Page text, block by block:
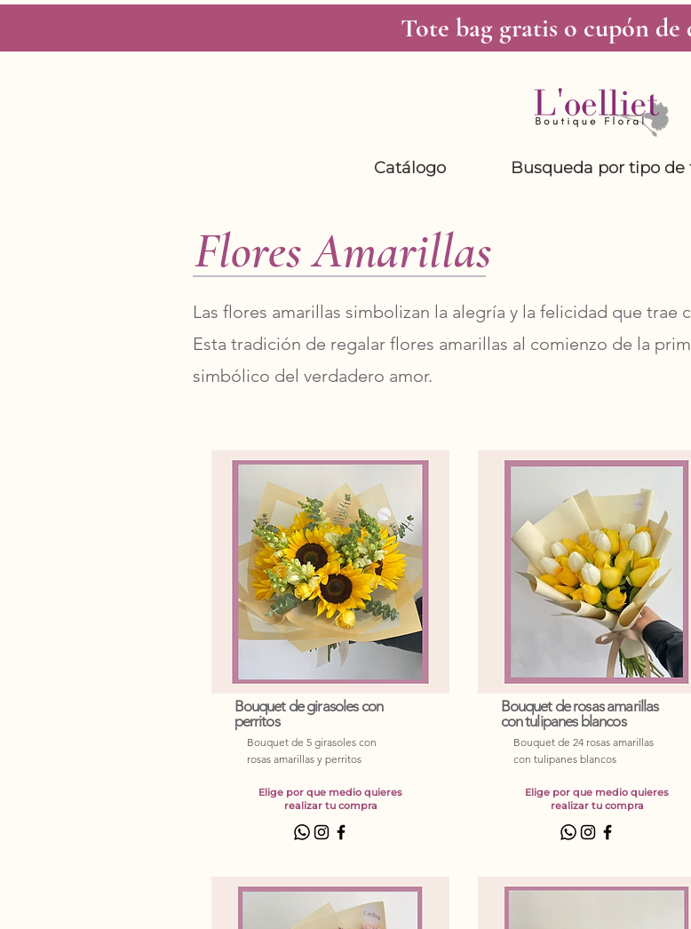
Tote bag gratis o cupón de
Catálogo Busqueda por tipo de
Flores Amarillas
Las flores amarillas simbolizan la alegría y la felicidad que trae
Esta tradición de regalar flores amarillas al comienzo de la
simbólico del verdadero amor.
Bouquet de girasoles con
perritos
Bouquet de 5 girasoles con
rosas amarillas y perritos
Elige por que medio quieres
realizar tu compra
Bouquet de rosas amarillas
con tulipanes blancos
Bouquet de 24 rosas amarillas
con tulipanes blancos
Elige por que medio quieres
realizar tu compra